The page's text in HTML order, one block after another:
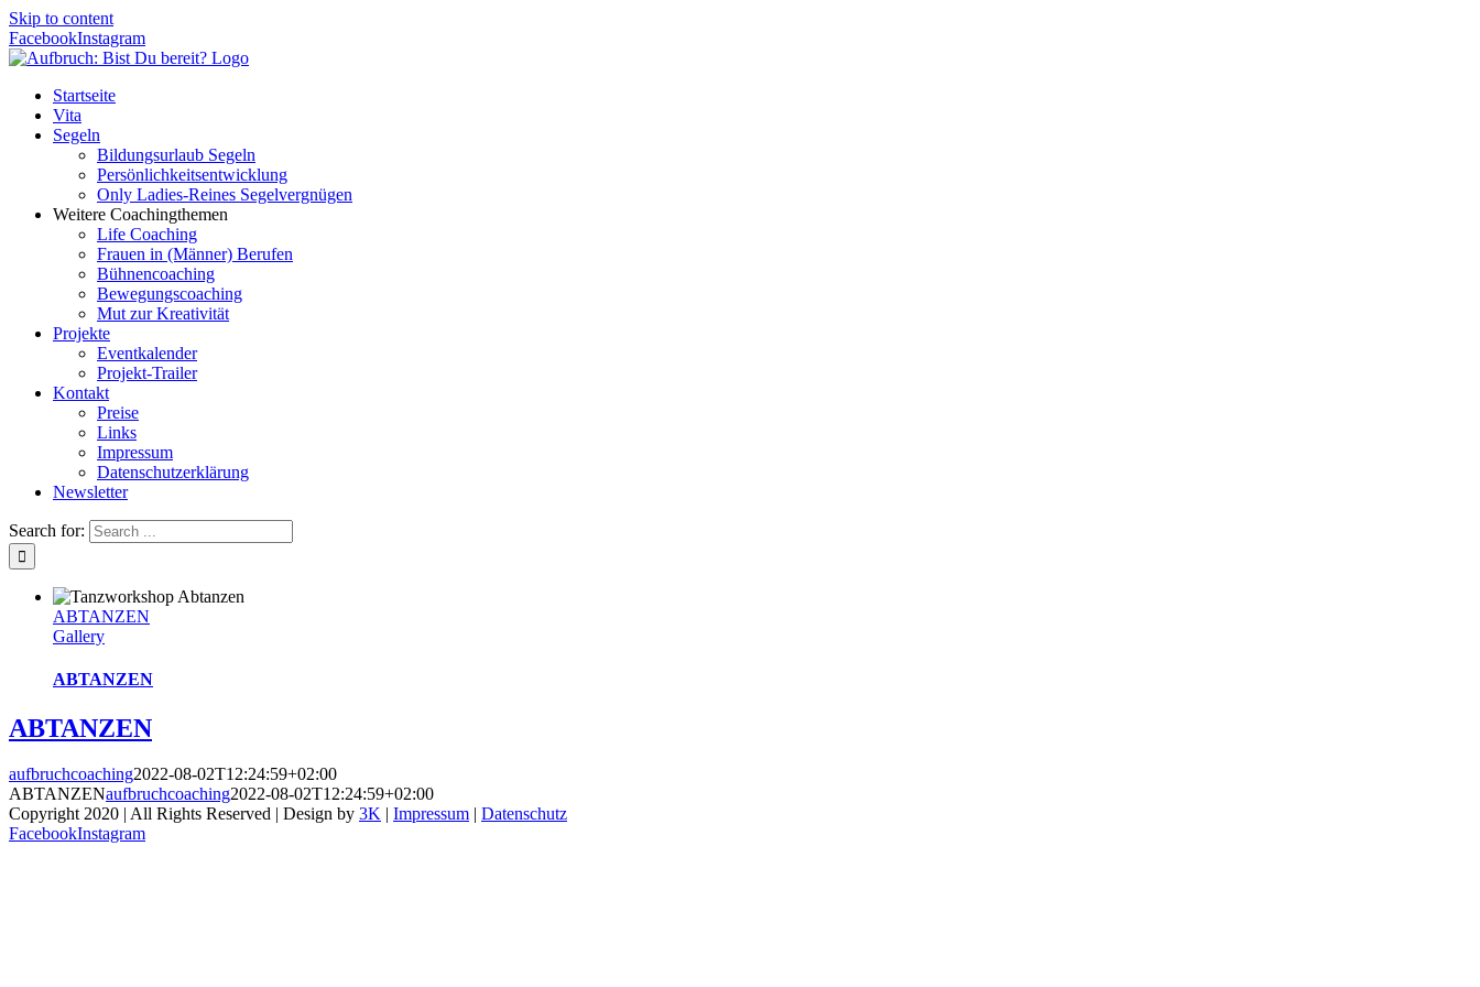
Skip to content
FacebookInstagram
Startseite
Vita
Segeln
Bildungsurlaub Segeln
Persönlichkeitsentwicklung
Only Ladies-Reines Segelvergnügen
Weitere Coachingthemen
Life Coaching
Frauen in (Männer) Berufen
Bühnencoaching
Bewegungscoaching
Mut zur Kreativität
Projekte
Eventkalender
Projekt-Trailer
Kontakt
Preise
Links
Impressum
Datenschutzerklärung
Newsletter
Search for:
ABTANZEN
Gallery
ABTANZEN
ABTANZEN
aufbruchcoaching2022-08-02T12:24:59+02:00
ABTANZENaufbruchcoaching2022-08-02T12:24:59+02:00
Copyright 2020 | All Rights Reserved | Design by 3K | Impressum | Datenschutz
FacebookInstagram